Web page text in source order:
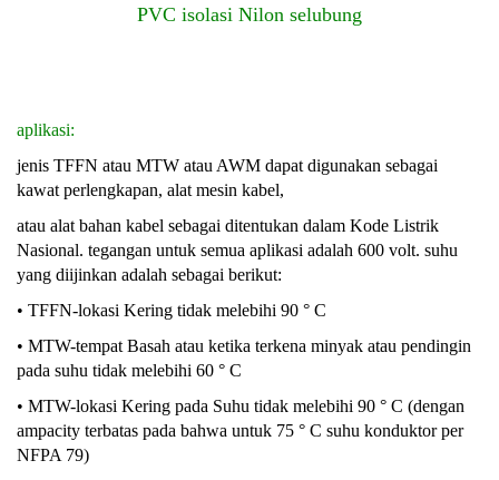
PVC isolasi Nilon selubung
aplikasi:
jenis TFFN atau MTW atau AWM dapat digunakan sebagai
kawat perlengkapan, alat mesin kabel,
atau alat bahan kabel sebagai ditentukan dalam Kode Listrik
Nasional. tegangan untuk semua aplikasi adalah 600 volt. suhu
yang diijinkan adalah sebagai berikut:
• TFFN-lokasi Kering tidak melebihi 90 ° C
• MTW-tempat Basah atau ketika terkena minyak atau pendingin
pada suhu tidak melebihi 60 ° C
• MTW-lokasi Kering pada Suhu tidak melebihi 90 ° C (dengan
ampacity terbatas pada bahwa untuk 75 ° C suhu konduktor per
NFPA 79)